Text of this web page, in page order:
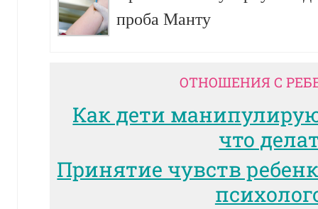
проба Манту
ОТНОШЕНИЯ С
Как дети
что
Принятие чувств